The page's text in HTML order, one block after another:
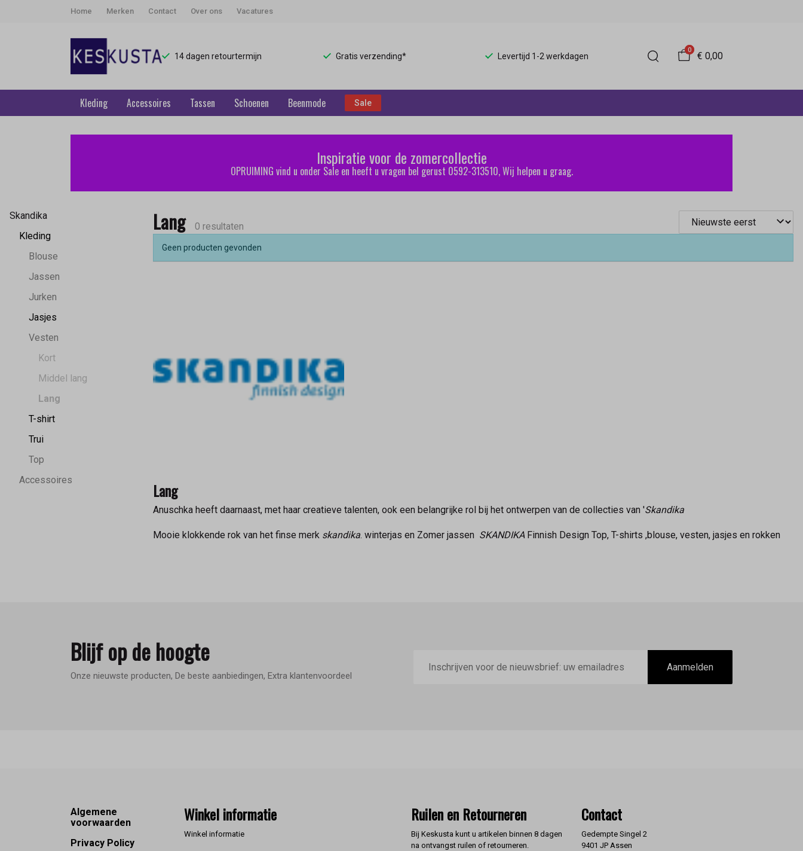
Home Merken Contact Over ons Vacatures
14 dagen retourtermijn Gratis verzending* Levertijd 1-2 werkdagen
0
€ 0,00
Kleding Accessoires Tassen Schoenen Beenmode Sale
Lang
Keskusta
Inspiratie voor de zomercollectie
OPRUIMING vind u onder Sale en heeft u vragen bel gerust 0592-313510, Wij helpen u graag.
Skandika
Kleding
Blouse
Jassen
Jurken
Jasjes
Vesten
Kort
Middel lang
Lang
T-shirt
Trui
Top
Accessoires
Lang 0 resultaten
Geen producten gevonden
Lang
Anuschka heeft daarnaast, met haar creatieve talenten, ook een belangrijke rol bij het ontwerpen van de collecties van 'Skandika
Mooie klokkende rok van het finse merk skandika. winterjas en Zomer jassen SKANDIKAFinnish Design Top, T-shirts ,blouse, vesten, jasjes en rokken
Blijf op de hoogte
Onze nieuwste producten, De beste aanbiedingen, Extra klantenvoordeel
mailadres
Aanmelden
Footer
Algemene
voorwaarden
Privacy Policy
Winkel informatie
Winkel informatie
Ruilen en Retourneren
Bij Keskusta kunt u artikelen binnen 8 dagen
na ontvangst ruilen of retourneren.
Contact
Gedempte Singel 2
9401 JP Assen